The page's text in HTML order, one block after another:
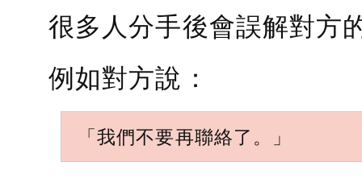
很多人分手後會誤解對方
例如對方說：
「我們不要再聯絡了。」